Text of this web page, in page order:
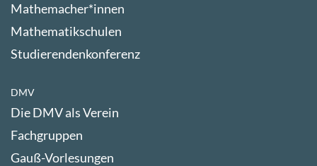
Mathemacher*innen
Mathematikschulen
Studierendenkonferenz
DMV
Die DMV als Verein
Fachgruppen
Gauß-Vorlesungen